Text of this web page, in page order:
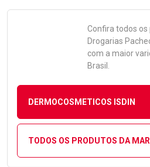
Confira todos os
Drogarias
com a maior
Brasil.
DERMOCOSMETICOS ISDIN
TODOS OS PRODUTOS DA